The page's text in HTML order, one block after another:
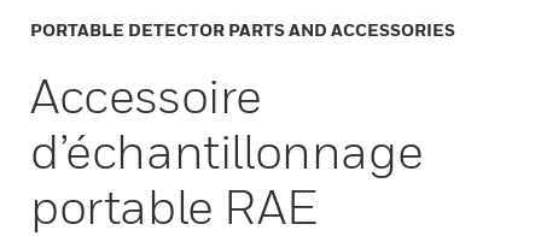
PORTABLE DETECTOR PARTS AND ACCESSORIES
Accessoire
d’échantillonnage
portable RAE